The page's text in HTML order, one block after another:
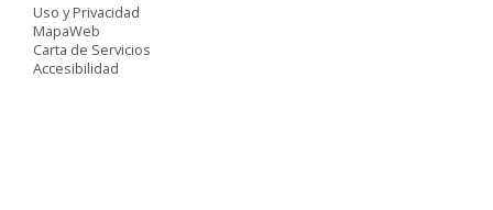
Uso y Privacidad
MapaWeb
Carta de Servicios
Accesibilidad